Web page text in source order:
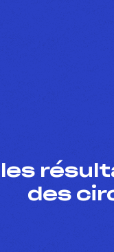
les
des